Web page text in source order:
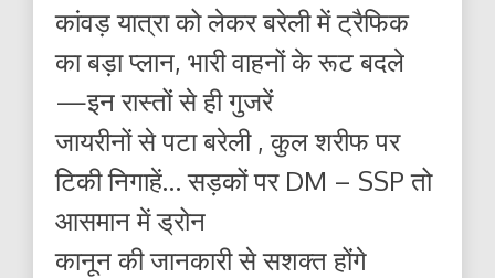
कांवड़ यात्रा को लेकर बरेली में ट्रैफिक
का बड़ा प्लान, भारी वाहनों के रूट बदले
—इन रास्तों से ही गुजरें
जायरीनों से पटा बरेली , कुल शरीफ पर
टिकी निगाहें… सड़कों पर DM – SSP तो
आसमान में ड्रोन
कानून की जानकारी से सशक्त होंगे